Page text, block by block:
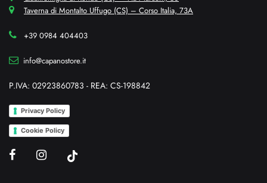
Taverna di Montalto Uffugo (CS) – Corso Italia, 73A
+39 0984 404403
info@capanostore.it
P.IVA: 02923860783 - REA: CS-198842
Privacy Policy
Cookie Policy